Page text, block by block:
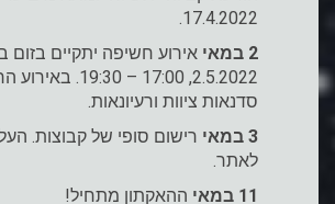
17.4.2022.
2 במאי
אירוע חשיפה יתקיים בזום
2.5.2022, 17:00 –
סדנאות ציוות ורעיונאות.
3 במאי
רישום סופי של קבוצות.
לאתר.
11 במאי ההאקתון מתחיל!